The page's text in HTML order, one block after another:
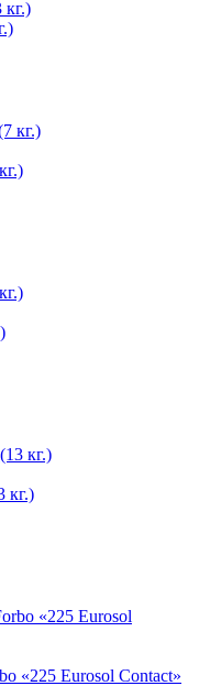
кг.)
«225 Eurosol Contact»